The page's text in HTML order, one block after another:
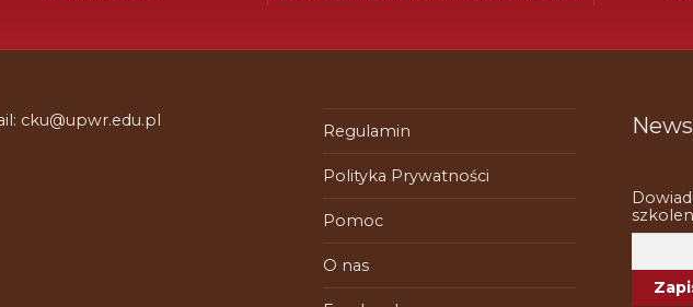
cku@upwr.edu.pl
Regulamin
Polityka Prywatności
Pomoc
O nas